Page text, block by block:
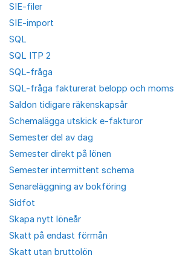
SIE-filer
SIE-import
SQL
SQL ITP 2
SQL-fråga
SQL-fråga fakturerat belopp och moms
Saldon tidigare räkenskapsår
Schemalägga utskick e-fakturor
Semester del av dag
Semester direkt på lönen
Semester intermittent schema
Senareläggning av bokföring
Sidfot
Skapa nytt löneår
Skatt på endast förmån
Skatt utan bruttolön